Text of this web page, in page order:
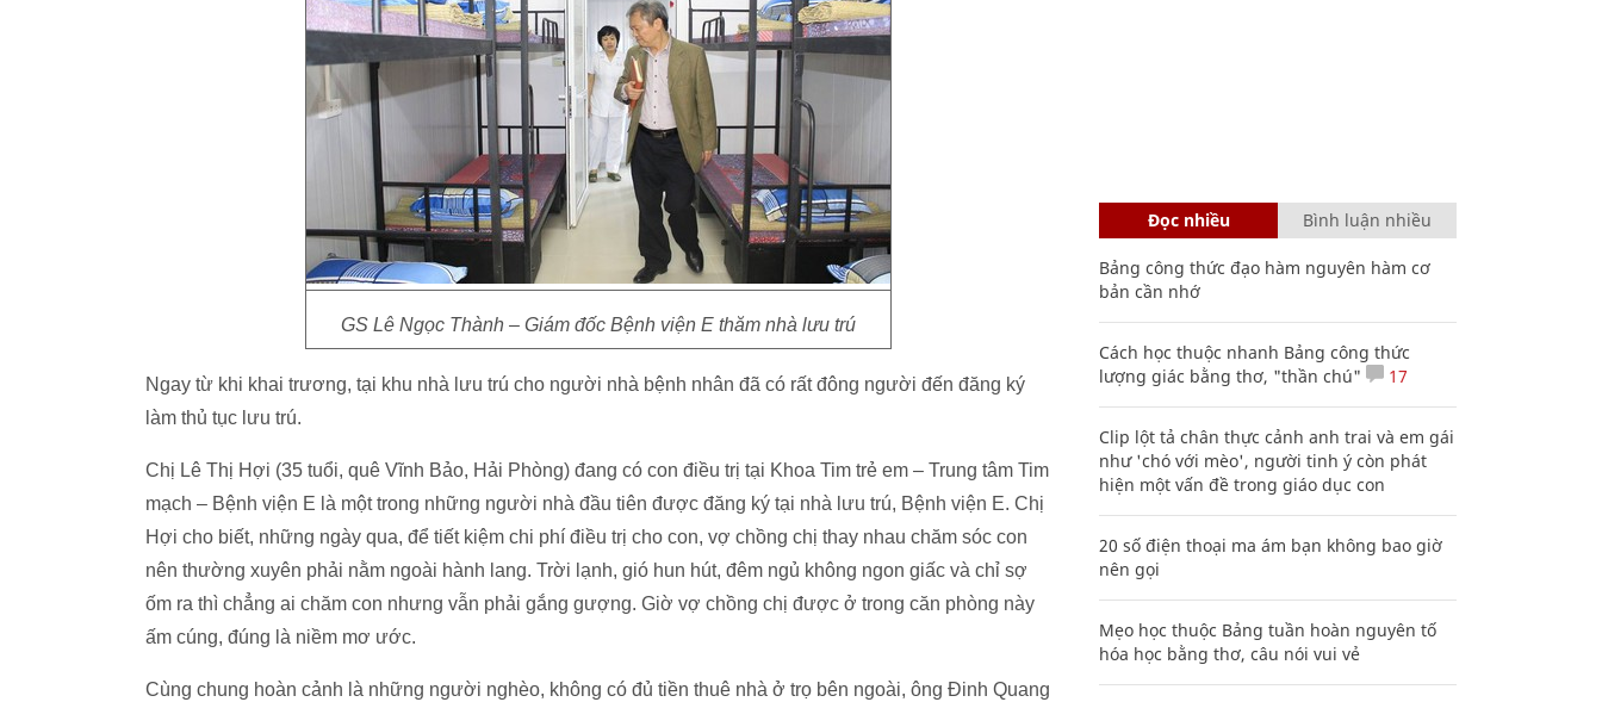
GS Lê Ngọc Thành – Giám đốc Bệnh viện E thăm nhà lưu trú
Ngay từ khi khai trương, tại khu nhà lưu trú cho người nhà bệnh nhân đã có rất đông người đến đăng ký
làm thủ tục lưu trú.
Chị Lê Thị Hợi (35 tuổi, quê Vĩnh Bảo, Hải Phòng) đang có con điều trị tại Khoa Tim trẻ em – Trung tâm Tim
mạch – Bệnh viện E là một trong những người nhà đầu tiên được đăng ký tại nhà lưu trú, Bệnh viện E. Chị
Hợi cho biết, những ngày qua, để tiết kiệm chi phí điều trị cho con, vợ chồng chị thay nhau chăm sóc con
nên thường xuyên phải nằm ngoài hành lang. Trời lạnh, gió hun hút, đêm ngủ không ngon giấc và chỉ sợ
ốm ra thì chẳng ai chăm con nhưng vẫn phải gắng gượng. Giờ vợ chồng chị được ở trong căn phòng này
ấm cúng, đúng là niềm mơ ước.
Cùng chung hoàn cảnh là những người nghèo, không có đủ tiền thuê nhà ở trọ bên ngoài, ông Đinh Quang
Đọc nhiều Bình luận nhiều
Bảng công thức đạo hàm nguyên hàm cơ
bản cần nhớ
Cách học thuộc nhanh Bảng công thức
lượng giác bằng thơ, "thần chú"
17
Clip lột tả chân thực cảnh anh trai và em gái
như 'chó với mèo', người tinh ý còn phát
hiện một vấn đề trong giáo dục con
20 số điện thoại ma ám bạn không bao giờ
nên gọi
Mẹo học thuộc Bảng tuần hoàn nguyên tố
hóa học bằng thơ, câu nói vui vẻ